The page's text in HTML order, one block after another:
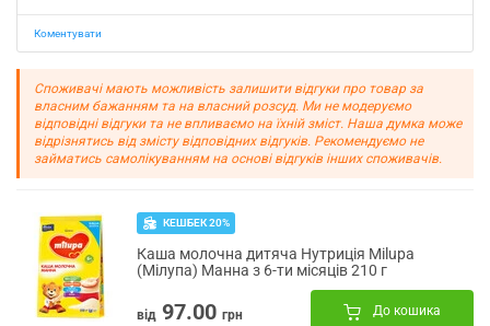
Коментувати
Споживачі мають можливість залишити відгуки про товар за
власним бажанням та на власний розсуд. Ми не модеруємо
відповідні відгуки та не впливаємо на їхній зміст. Наша думка може
відрізнятись від змісту відповідних відгуків. Рекомендуємо не
займатись самолікуванням на основі відгуків інших споживачів.
КЕШБЕК 20%
Каша молочна дитяча Нутриція Milupa
(Мілупа) Манна з 6-ти місяців 210 г
від 97.00 грн До кошика